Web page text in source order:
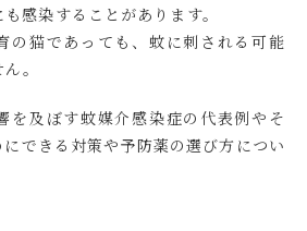
感染することがあります。
の猫であっても、蚊に刺される可能
。
を及ぼす蚊媒介感染症の代表例やそ
できる対策や予防薬の選び方につい